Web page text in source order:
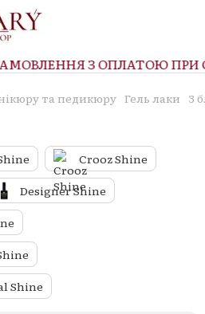
З ОПЛАТОЮ ПРИ
та педикюру Гель лаки З
Crooz Shine
Designer Shine
Shine